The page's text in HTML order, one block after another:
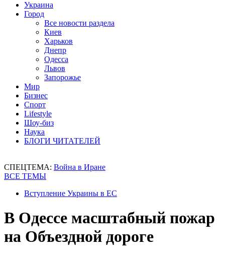
Украина
Город
Все новости раздела
Киев
Харьков
Днепр
Одесса
Львов
Запорожье
Мир
Бизнес
Спорт
Lifestyle
Шоу-биз
Наука
БЛОГИ ЧИТАТЕЛЕЙ
СПЕЦТЕМА: Война в Иране
ВСЕ ТЕМЫ
Вступление Украины в ЕС
В Одессе масштабный пожар
на Объездной дороге